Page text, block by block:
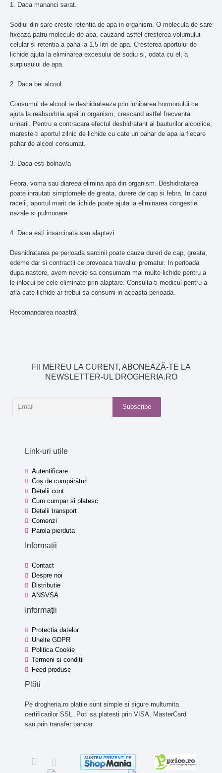
Daca mananci sarat.
Sodiul din sare creste retentia de apa in organism. O molecula de sare
fixeaza patru molecule de apa, cauzand astfel cresterea volumului
celular si retentia a pana la 1,5 litri de apa. Cresterea aportului de
lichide ajuta la eliminarea excesului de sodiu si, odata cu el, a
surplusului de apa.
Daca bei alcool.
Consumul de alcool te deshidrateaza prin inhibarea hormonului ce
ajuta la reabsorbtia apei in organism, crescand astfel frecventa
urinarii. Pentru a contracara efectul deshidratant al bauturilor alcoolice,
mareste-ti aportul zilnic de lichide cu cate un pahar de apa la fiecare
pahar de alcool consumat.
Daca esti bolnav/a
Febra, voma sau diareea elimina apa din organism. Deshidratarea
poate inrautati simptomele de greata, durere de cap si febra. In cazul
racelii, aportul marit de lichide poate ajuta la eliminarea congestiei
nazale si pulmonare.
Daca esti insarcinata sau alaptezi.
Deshidratarea pe perioada sarcinii poate cauza dureri de cap, greata,
edeme dar si contractii ce provoaca travaliul prematur. In perioada
dupa nastere, avem nevoie sa consumam mai multe lichide pentru a
le inlocui pe cele eliminate prin alaptare. Consulta-ti medicul pentru a
afla cate lichide ar trebui sa consumi in aceasta perioada.
Recomandarea noastră
FII MEREU LA CURENT, ABONEAZĂ-TE LA
NEWSLETTER-UL DROGHERIA.RO
Subscribe
Link-uri utile
Autentificare
Coș de cumpărături
Detalii cont
Cum cumpar si platesc
Detalii transport
Comenzi
Parola pierduta
Informații
Contact
Despre noi
Distributie
ANSVSA
Informații
Protecția datelor
Unelte GDPR
Politica Cookie
Termeni si conditii
Feed produse
Plăți
Pe drogheria.ro platile sunt simple si sigure multumita
certificarilor SSL. Poti sa platesti prin VISA, MasterCard
sau prin transfer bancar.